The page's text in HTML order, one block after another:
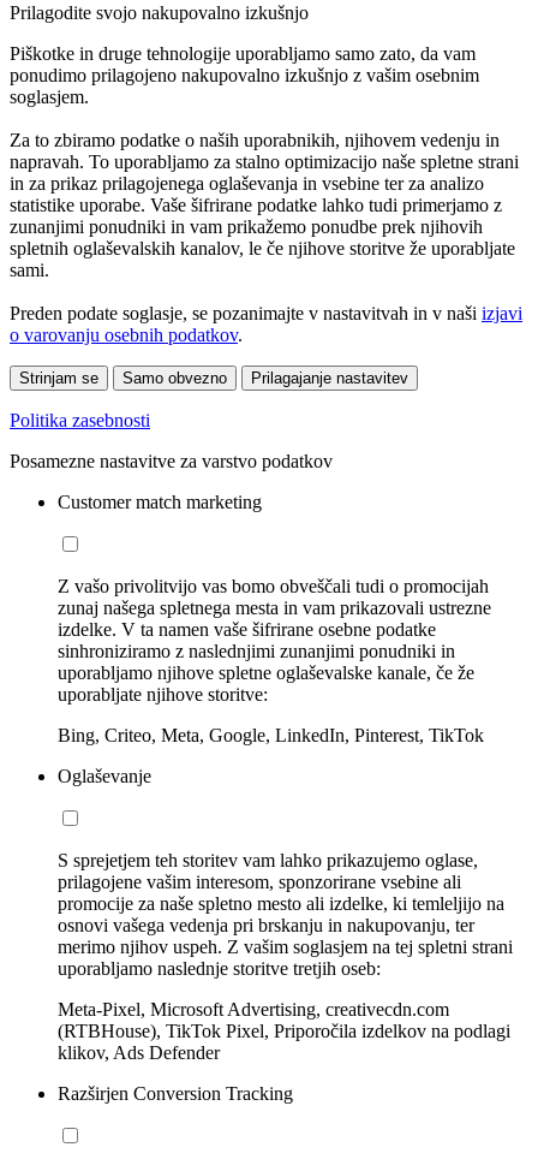
Prilagodite svojo nakupovalno izkušnjo
Piškotke in druge tehnologije uporabljamo samo zato, da vam
ponudimo prilagojeno nakupovalno izkušnjo z vašim osebnim
soglasjem.
Za to zbiramo podatke o naših uporabnikih, njihovem vedenju in
napravah. To uporabljamo za stalno optimizacijo naše spletne strani
in za prikaz prilagojenega oglaševanja in vsebine ter za analizo
statistike uporabe. Vaše šifrirane podatke lahko tudi primerjamo z
zunanjimi ponudniki in vam prikažemo ponudbe prek njihovih
spletnih oglaševalskih kanalov, le če njihove storitve že uporabljate
sami.
Preden podate soglasje, se pozanimajte v nastavitvah in v naši izjavi
o varovanju osebnih podatkov.
Strinjam se Samo obvezno Prilagajanje nastavitev
Politika zasebnosti
Posamezne nastavitve za varstvo podatkov
Customer match marketing
Z vašo privolitvijo vas bomo obveščali tudi o promocijah
zunaj našega spletnega mesta in vam prikazovali ustrezne
izdelke. V ta namen vaše šifrirane osebne podatke
sinhroniziramo z naslednjimi zunanjimi ponudniki in
uporabljamo njihove spletne oglaševalske kanale, če že
uporabljate njihove storitve:
Bing, Criteo, Meta, Google, LinkedIn, Pinterest, TikTok
Oglaševanje
S sprejetjem teh storitev vam lahko prikazujemo oglase,
prilagojene vašim interesom, sponzorirane vsebine ali
promocije za naše spletno mesto ali izdelke, ki temleljijo na
osnovi vašega vedenja pri brskanju in nakupovanju, ter
merimo njihov uspeh. Z vašim soglasjem na tej spletni strani
uporabljamo naslednje storitve tretjih oseb:
Meta-Pixel, Microsoft Advertising, creativecdn.com
(RTBHouse), TikTok Pixel, Priporočila izdelkov na podlagi
klikov, Ads Defender
Razširjen Conversion Tracking